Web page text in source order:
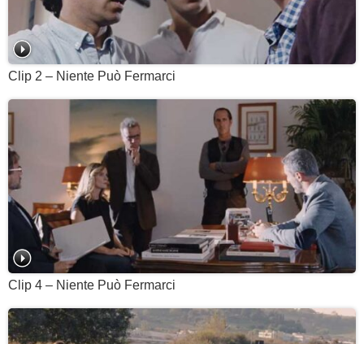
Clip 2 – Niente Può Fermarci
Clip 4 – Niente Può Fermarci